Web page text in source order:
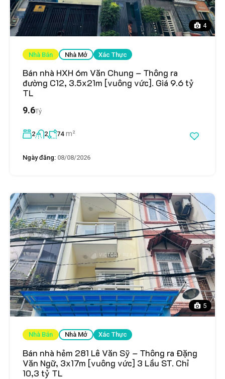
4
Nhà Bán Nhà Mở Xác Thực
Bán nhà HXH 6m Văn Chung – Thông ra
đường C12, 3.5x21m [vuông vức]. Giá 9.6 tỷ
TL
9.6Tỷ
2 2 74 m²
Ngày đăng: 08/08/2026
5
Nhà Bán Nhà Mở Xác Thực
Bán nhà hẻm 281 Lê Văn Sỹ – Thông ra Đặng
Văn Ngữ, 3x17m [vuông vức] 3 Lầu ST. Chỉ
10,3 tỷ TL